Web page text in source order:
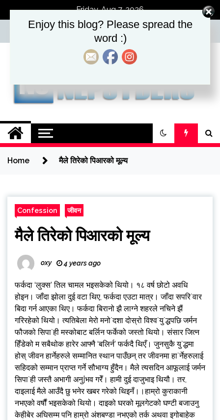
Friday, Aug 7, 2026
Nepsyders.
Nepalese in Australia
Home मैले तिरेको पिआरको मूल्य
Confession जीवन
मैले तिरेको पिआरको मूल्य
oxy 4 years ago
फर्कदा ‘लुक्स’ तिल चामल भइसकेको थियो। १८ वर्ष छोटो अवधि
होइन। जाँदा झोला दुई वटा थिए, फर्कदा एउटा मात्र। जाँदा सपरि`वार
बिदा गर्न आएका थिए। फर्कदा बिरानो झै लाग्ने शहरले नचिने झैं
गरिरहेको थियो। त्यतिबेला मेरो मनो`दशा दोस्रो विश्व`यु`द्धपछि जर्मन
फौजको सिपा`ही मस्कोबाट बर्लिन फर्केको जस्तो थियो। संसार जित्न
हिँडेको म सबैथोक हारेर आफ्नै ‘बलिर्न’ फर्कदै थिएँ। जुनसुकै यु`द्धमा
होस् जीवन हार्नेहरुले सम्मानित स्थान पाउँछन् तर जीवनमा हा`र्नेहरुलाई
सहिदको सम्मान प्राप्त गर्ने सौभाग्य हुँदैन। मैले त्यसदिन आफूलाई जर्मन
सिपा`ही जस्तै अभागी अनु|भव गरेँ। हामी दुई दाजुभाइ थियौ। तर,
दाइलाई मैले आउँदै छु भनेर खबर गरेको थिइनँ।।हाम्रो कुराकानी
नभएको वर्षौं भइसकेको थियो। दाइको घरको मूलगेटको घण्टी बजाउनु
केहीबेर अघिसम्म पनि हाम्रो अंशबण्डा नभएको तर्क अथवा इगोबाहेक
Enjoy this blog? Please spread the
word :)